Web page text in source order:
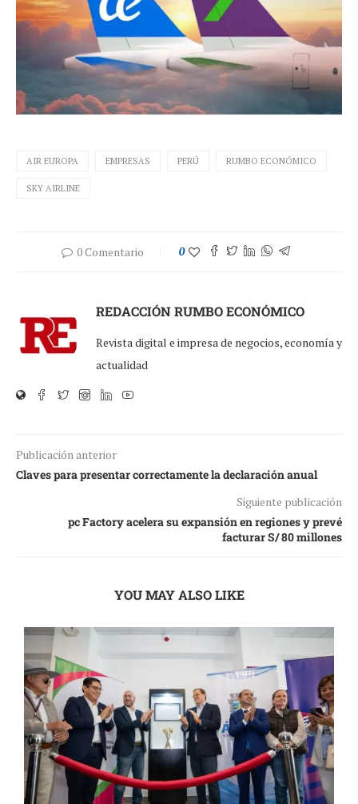
AIR EUROPA EMPRESAS PERÚ RUMBO ECONÓMICO
SKY AIRLINE
0 Comentario 0
REDACCIÓN RUMBO ECONÓMICO
Revista digital e impresa de negocios, economía y
actualidad
Publicación anterior
Claves para presentar correctamente la declaración anual
Siguiente publicación
pc Factory acelera su expansión en regiones y prevé
facturar S/ 80 millones
YOU MAY ALSO LIKE